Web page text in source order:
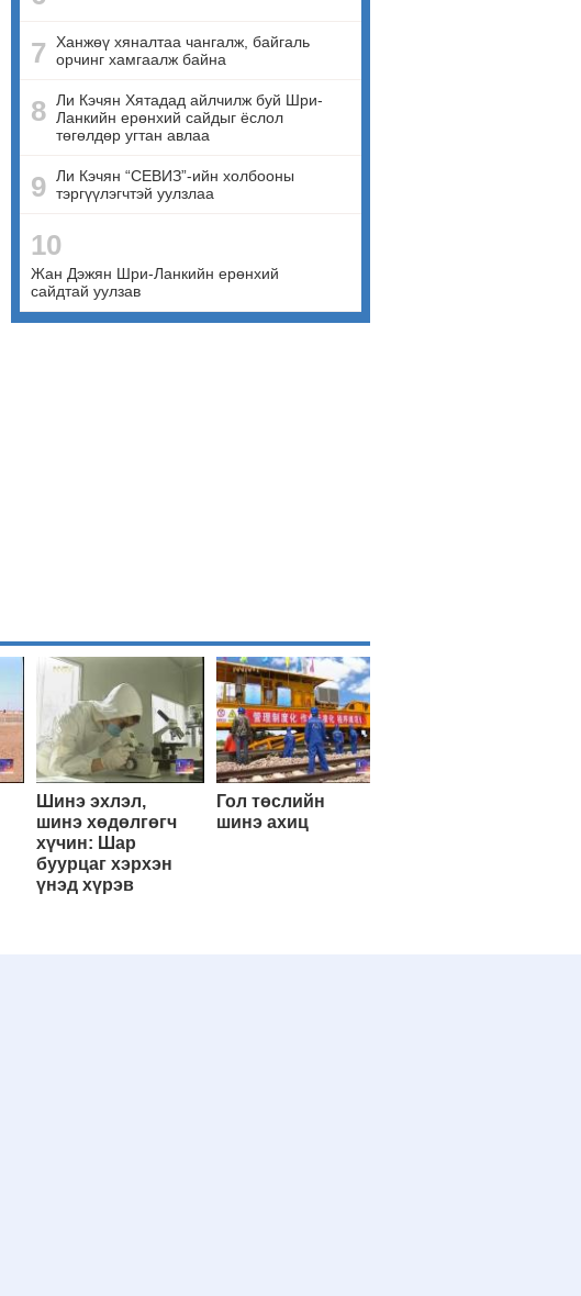
7
Ханжөү хяналтаа чангалж, байгаль
орчинг хамгаалж байна
8
Ли Кэчян Хятадад айлчилж буй Шри-
Ланкийн ерөнхий сайдыг ёслол
төгөлдөр угтан авлаа
9
Ли Кэчян “СЕВИЗ”-ийн холбооны
тэргүүлэгчтэй уулзлаа
10
Жан Дэжян Шри-Ланкийн ерөнхий
сайдтай уулзав
Шинэ эхлэл,
шинэ хөдөлгөгч
хүчин: Шар
буурцаг хэрхэн
үнэд хүрэв
Гол төслийн
шинэ ахиц